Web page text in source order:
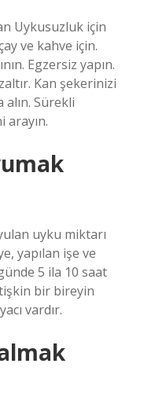
Uykusuzluk için
ve kahve için.
Egzersiz yapın.
Kan şekerinizi
Sürekli
arayın.
uyku miktarı
yapılan işe ve
5 ila 10 saat
bir bireyin
vardır.